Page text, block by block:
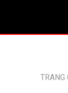
TRANG